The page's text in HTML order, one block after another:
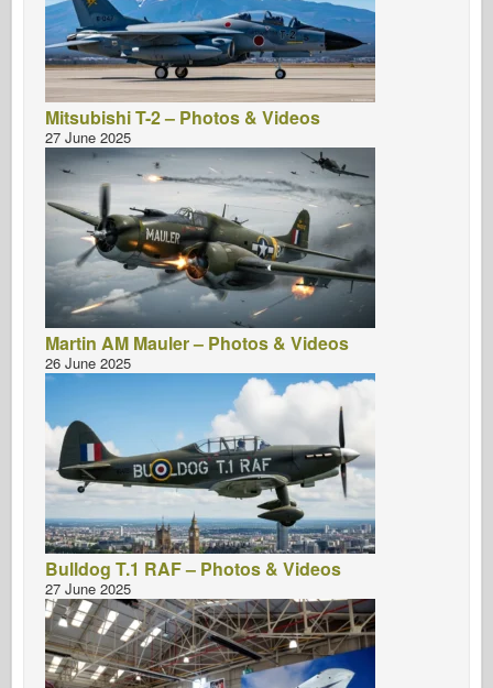
Mitsubishi T-2 – Photos & Videos
27 June 2025
Martin AM Mauler – Photos & Videos
26 June 2025
Bulldog T.1 RAF – Photos & Videos
27 June 2025